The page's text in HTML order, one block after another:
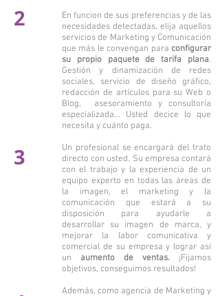
En funcion de sus preferencias y de las
necesidades detectadas, elija aquellos
servicios de Marketing y Comunicación
que más le convengan para configurar
su propio paquete de tarifa plana.
Gestión y dinamización de redes
sociales, servicio de diseño gráfico,
redacción de artículos para su Web o
Blog, asesoramiento y consultoría
especializada... Usted decice lo que
necesita y cuánto paga.
Un profesional se encargará del trato
directo con usted. Su empresa contará
con el trabajo y la experiencia de un
equipo experto en todas las áreas de
la imagen, el marketing y la
comunicación que estará a su
disposición para ayudarle a
desarrollar su imagen de marca, y
mejorar la labor comunicativa y
comercial de su empresa y lograr así
un aumento de ventas. ¡Fijamos
objetivos, conseguimos resultados!
Además, como agencia de Marketing y
2
3